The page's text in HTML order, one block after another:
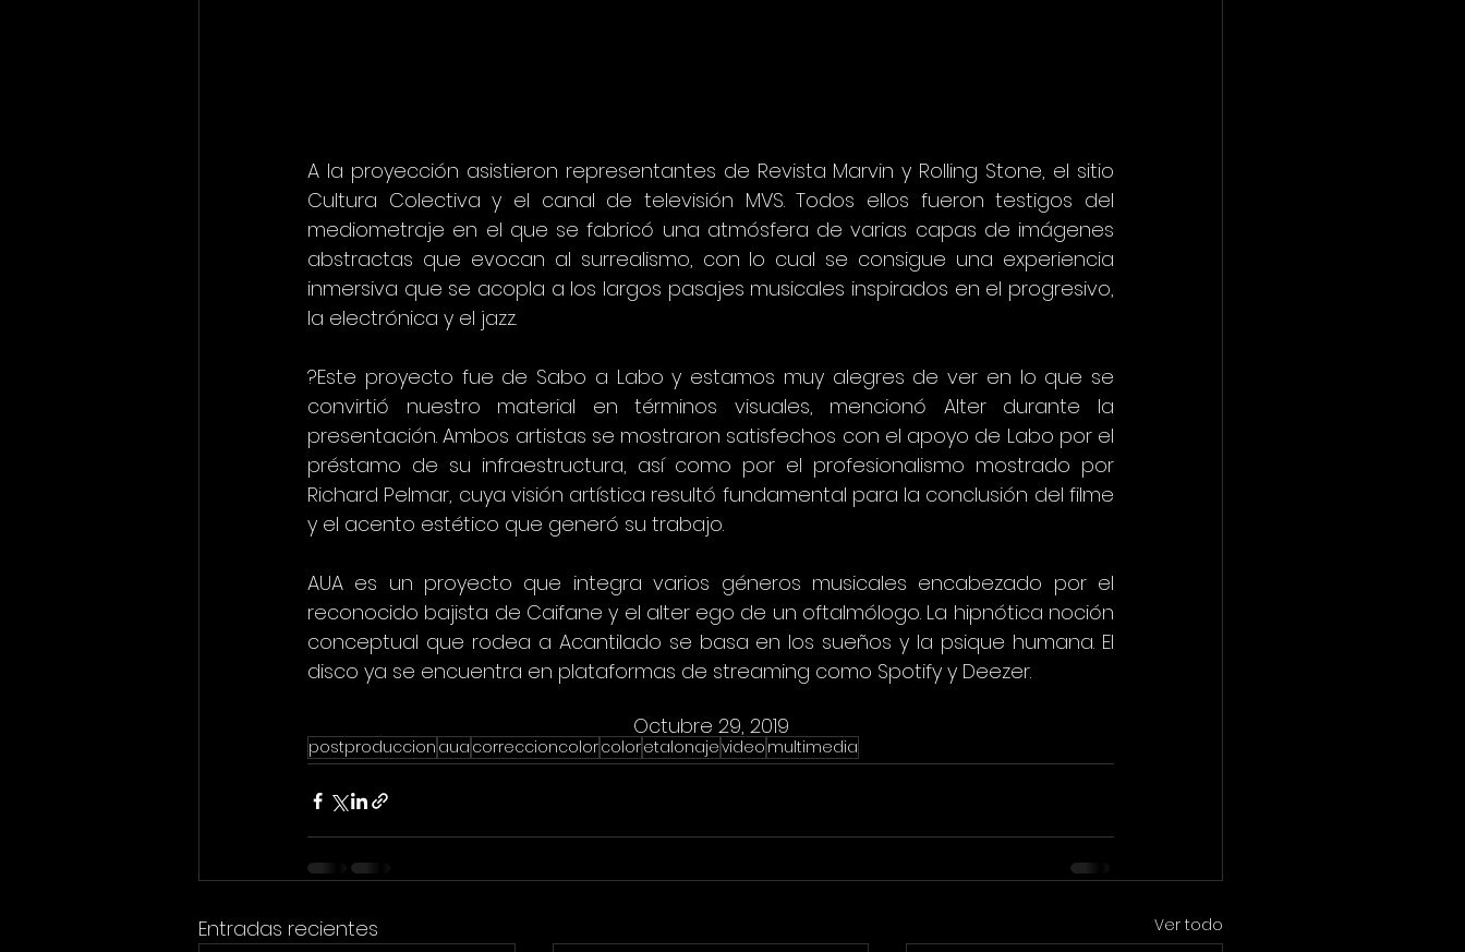
A la proyección asistieron representantes de Revista Marvin y Rolling Stone, el sitio
Cultura Colectiva y el canal de televisión MVS. Todos ellos fueron testigos del
mediometraje en el que se fabricó una atmósfera de varias capas de imágenes
abstractas que evocan al surrealismo, con lo cual se consigue una experiencia
inmersiva que se acopla a los largos pasajes musicales inspirados en el progresivo,
la electrónica y el jazz.
?Este proyecto fue de Sabo a Labo y estamos muy alegres de ver en lo que se
convirtió nuestro material en términos visuales, mencionó Alter durante la
presentación. Ambos artistas se mostraron satisfechos con el apoyo de Labo por el
préstamo de su infraestructura, así como por el profesionalismo mostrado por
Richard Pelmar, cuya visión artística resultó fundamental para la conclusión del filme
y el acento estético que generó su trabajo.
AUA es un proyecto que integra varios géneros musicales encabezado por el
reconocido bajista de Caifane y el alter ego de un oftalmólogo. La hipnótica noción
conceptual que rodea a Acantilado se basa en los sueños y la psique humana. El
disco ya se encuentra en plataformas de streaming como Spotify y Deezer.
Octubre 29, 2019
postproduccion aua correccioncolorcoloretalonajevideo multimedia
Entradas recientes Ver todo